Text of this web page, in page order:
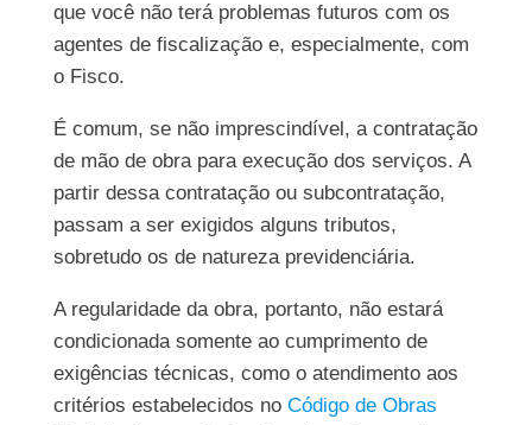
que você não terá problemas futuros com os
agentes de fiscalização e, especialmente, com
o Fisco.
É comum, se não imprescindível, a contratação
de mão de obra para execução dos serviços. A
partir dessa contratação ou subcontratação,
passam a ser exigidos alguns tributos,
sobretudo os de natureza previdenciária.
A regularidade da obra, portanto, não estará
condicionada somente ao cumprimento de
exigências técnicas, como o atendimento aos
critérios estabelecidos no Código de Obras